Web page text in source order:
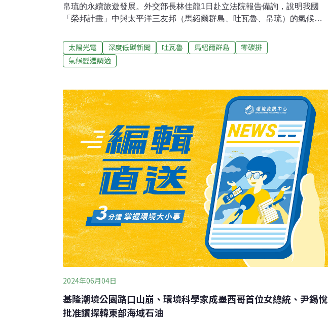
帛琉的永續旅遊發展。外交部長林佳龍1日赴立法院報告備詢，說明我國
「榮邦計畫」中與太平洋三友邦（馬紹爾群島、吐瓦魯、帛琉）的氣候防
金等。林佳龍指出，台灣模式做的物美價廉，得到很多國家關注。建構島
國能源韌性 台灣輸出光電、儲能與零碳船至友邦馬紹爾群島、吐瓦魯及帛
琉是我國在太平洋的三個友邦，立法院外交國防委員會1日邀外交部長林佳
效」並備質詢。同為受到氣候變遷影響的島國，台灣在友邦投入許多因應
氣候變遷的合作計畫。林佳龍說明，我國自2010年起展開「潔淨能源計
畫」，善用當地平坦地勢與充足日照優勢，目前太平洋三友邦都有我國光
電設施。其中，馬紹爾群島政府已建置台製品牌之太陽能儲電系統，吐瓦
魯國政府則每年定期向我商
太陽光電 深度低碳新聞 吐瓦魯 馬紹爾群島
零碳排
氣候變遷調適
2024年06月04日
基隆潮境公園路口山崩、環境科學家成墨西哥首位女總統、尹錫悅
批准鑽探韓東部海域石油